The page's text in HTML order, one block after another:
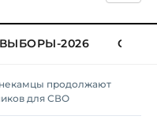
ВЫБОРЫ-2026
продолжают
для СВО